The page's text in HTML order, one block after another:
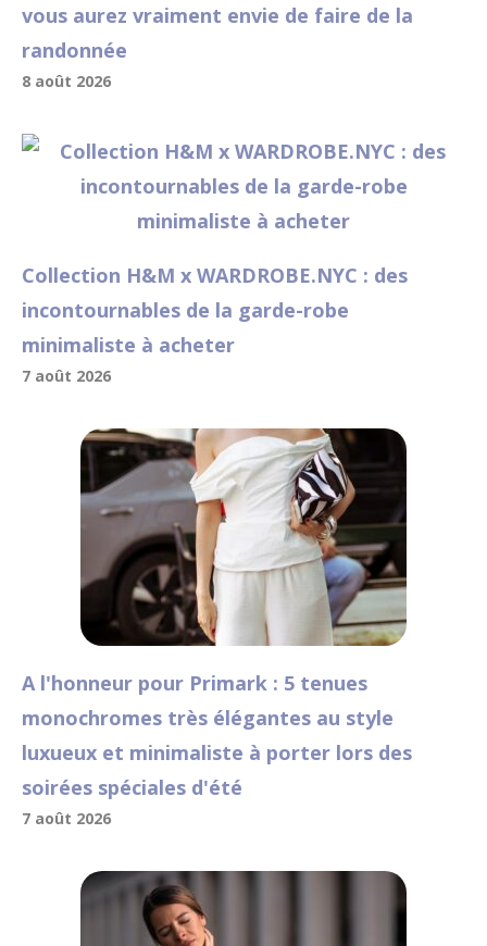
vous aurez vraiment envie de faire de la
randonnée
8 août 2026
Collection H&M x WARDROBE.NYC : des
incontournables de la garde-robe
minimaliste à acheter
7 août 2026
A l'honneur pour Primark : 5 tenues
monochromes très élégantes au style
luxueux et minimaliste à porter lors des
soirées spéciales d'été
7 août 2026